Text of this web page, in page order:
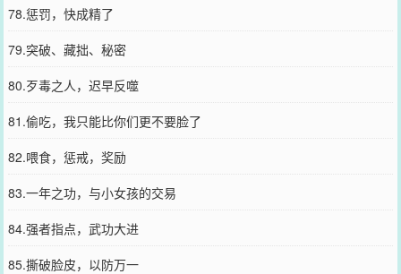
78.惩罚，快成精了
79.突破、藏拙、秘密
80.歹毒之人，迟早反噬
81.偷吃，我只能比你们更不要脸了
82.喂食，惩戒，奖励
83.一年之功，与小女孩的交易
84.强者指点，武功大进
85.撕破脸皮，以防万一